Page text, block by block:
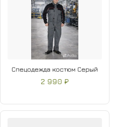
Спецодежда костюм Серый
2 990 ₽